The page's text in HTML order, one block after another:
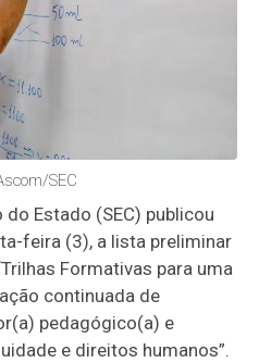
SEC
Estado (SEC) publicou
feira (3), a lista preliminar
Formativas para uma
continuada de
pedagógico(a) e
e direitos humanos”.